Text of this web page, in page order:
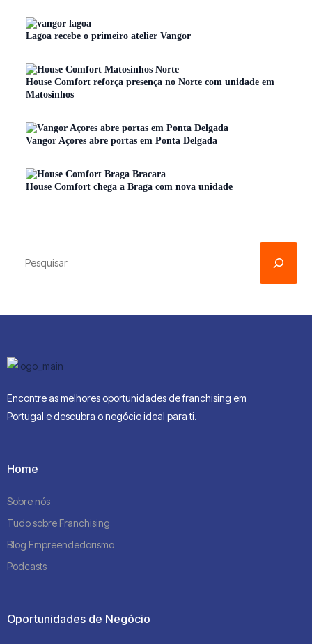
Lagoa recebe o primeiro atelier Vangor
House Comfort reforça presença no Norte com unidade em
Matosinhos
Vangor Açores abre portas em Ponta Delgada
House Comfort chega a Braga com nova unidade
Encontre as melhores oportunidades de franchising em
Portugal e descubra o negócio ideal para ti.
Home
Sobre nós
Tudo sobre Franchising
Blog Empreendedorismo
Podcasts
Oportunidades de Negócio